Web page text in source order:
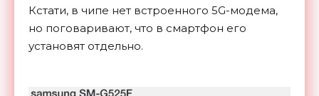
Кстати, в чипе нет встроенного 5G-модема,
но поговаривают, что в смартфон его
установят отдельно.